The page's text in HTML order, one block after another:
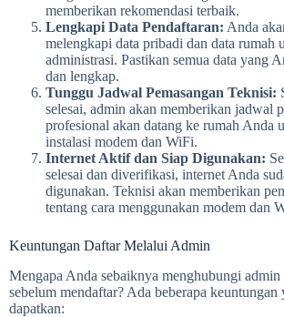
memberikan rekomendasi terbaik.
Lengkapi Data Pendaftaran: Anda
melengkapi data pribadi dan data rumah
administrasi. Pastikan semua data yang
dan lengkap.
Tunggu Jadwal Pemasangan Teknisi:
selesai, admin akan memberikan jadwal
profesional akan datang ke rumah Anda
instalasi modem dan WiFi.
Internet Aktif dan Siap Digunakan:
selesai dan diverifikasi, internet Anda
digunakan. Teknisi akan memberikan
tentang cara menggunakan modem dan
Keuntungan Daftar Melalui Admin
Mengapa Anda sebaiknya menghubungi
sebelum mendaftar? Ada beberapa keuntungan
dapatkan: